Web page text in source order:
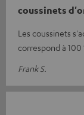
coussinets
Les coussinets
correspond à 100
Frank S.